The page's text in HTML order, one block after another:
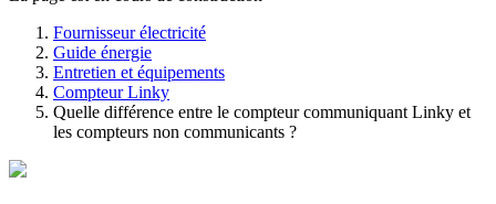
Fournisseur électricité
Guide énergie
Entretien et équipements
Compteur Linky
Quelle différence entre le compteur communiquant Linky et
les compteurs non communicants ?